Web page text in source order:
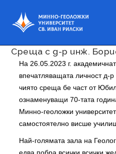
Среща с д-р инж.
На 26.05.2023 г.
впечатляващата личност д-
чиято среща бе част от
ознаменуващи 70-тата
Минно-геоложки
самостоятелно висше
Най-голямата зала на